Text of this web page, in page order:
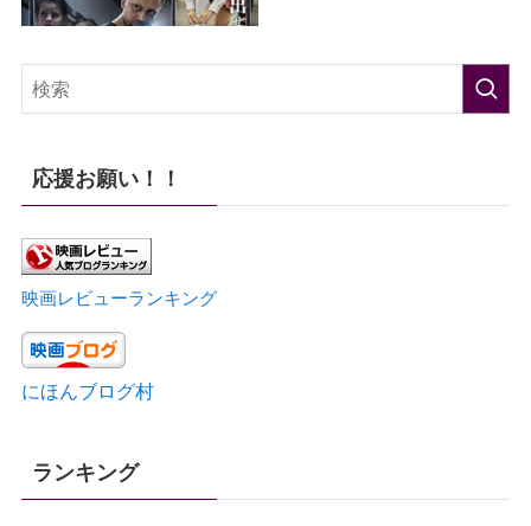
応援お願い！！
映画レビューランキング
にほんブログ村
ランキング